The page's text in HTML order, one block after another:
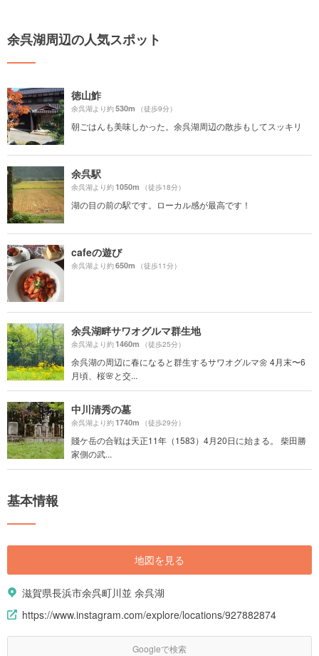
余呉湖周辺の人気スポット
徳山鮓
余呉湖より約530m （徒歩9分）
朝ごはんも美味しかった。余呉湖周辺の散歩もしてスッキリ
余呉駅
余呉湖より約1050m （徒歩18分）
湖の目の前の駅です。ローカル感が最高です！
cafeの遊び
余呉湖より約650m （徒歩11分）
余呉湖畔サワオグルマ群生地
余呉湖より約1460m （徒歩25分）
余呉湖の周辺に春になると群生するサワオグルマ🌼 4月末〜6
月頃、桜🌸と交...
中川清秀の墓
余呉湖より約1740m （徒歩29分）
賤ケ岳の合戦は天正11年（1583）4月20日に始まる。 柴田勝
家側の武...
基本情報
地図を見る
滋賀県長浜市余呉町川並 余呉湖
https://www.instagram.com/explore/locations/927882874
Googleで検索